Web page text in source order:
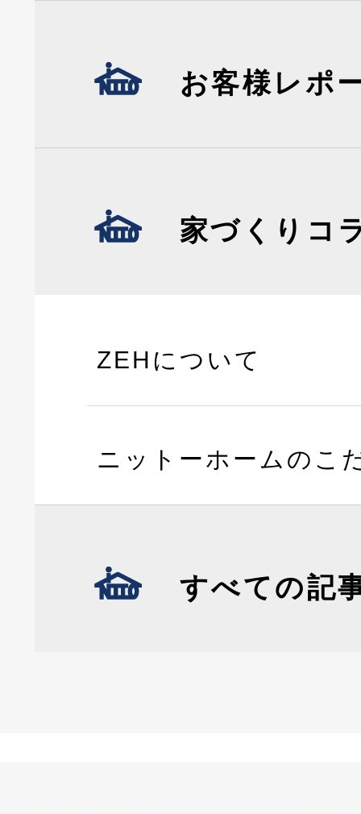
お客様レポ
家づくりコ
ZEHについて
ニットーホームのこ
すべての記